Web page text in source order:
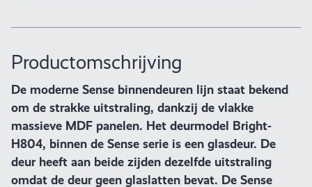
Productomschrijving
De moderne Sense binnendeuren lijn staat bekend
om de strakke uitstraling, dankzij de vlakke
massieve MDF panelen. Het deurmodel Bright-
H804, binnen de Sense serie is een glasdeur. De
deur heeft aan beide zijden dezelfde uitstraling
omdat de deur geen glaslatten bevat. De Sense